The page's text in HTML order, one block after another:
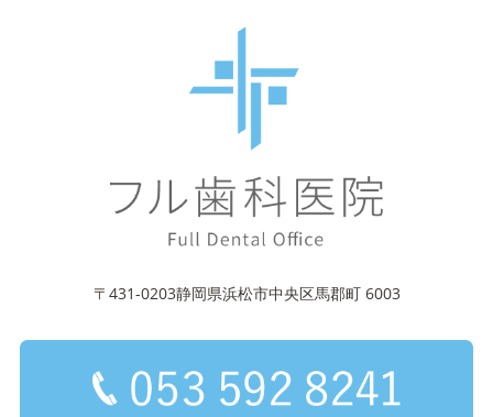
〒431-0203静岡県浜松市中央区馬郡町 6003